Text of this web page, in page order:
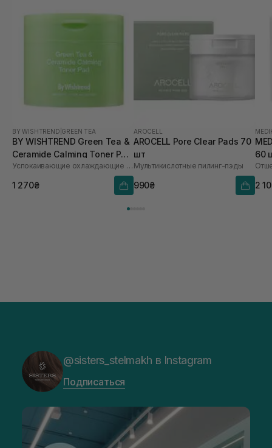
BY WISHTREND GREEN TEA
BY WISHTREND Green Tea &
Ceramide Calming Toner Pad
70 шт
Успокаивающие охлаждающие тонер-пэды
1 270₴
AROCELL
AROCELL Pore Clear Pads 70
шт
Мультикислотные пилинг-пэды
990₴
60
2
@sisters_stelmakh в Instagram
Подписаться